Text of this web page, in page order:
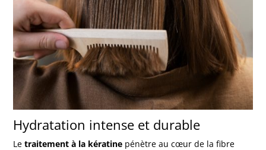
Hydratation intense et durable
Letraitement à la kératine pénètre au cœur de la fibre